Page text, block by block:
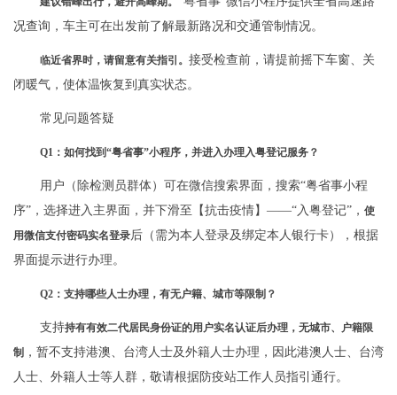
况查询，车主可在出发前了解最新路况和交通管制情况。
临近省界时，请留意有关指引。 接受检查前，请提前摇下车窗、关
闭暖气，使体温恢复到真实状态。
常见问题答疑
Q1： 如何找到“粤省事”小程序，并进入办理入粤登记服务？
用户（除检测员群体）可在微信搜索界面，搜索“粤省事小程
序”，选择进入主界面，并下滑至【抗击疫情】——“入粤登记”， 使
用微信支付密码实名登录后（需为本人登录及绑定本人银行卡），根据
界面提示进行办理。
Q2：支持哪些人士办理，有无户籍、城市等限制？
支持持有有效二代居民身份证的用户实名认证后办理，无城市、户籍限
制 ，暂不支持港澳、台湾人士及外籍人士办理，因此港澳人士、台湾
人士、外籍人士等人群，敬请根据防疫站工作人员指引通行。